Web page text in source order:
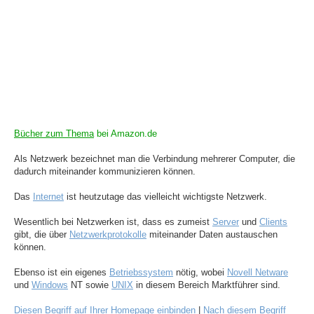
Bücher zum Themabei Amazon.de
Als Netzwerk bezeichnet man die Verbindung mehrerer Computer, die
dadurch miteinander kommunizieren können.
Das Internet ist heutzutage das vielleicht wichtigste Netzwerk.
Wesentlich bei Netzwerken ist, dass es zumeist Server und Clients
gibt, die über Netzwerkprotokolle miteinander Daten austauschen
können.
Ebenso ist ein eigenes Betriebssystem nötig, wobei Novell Netware
und Windows NT sowie UNIX in diesem Bereich Marktführer sind.
Diesen Begriff auf Ihrer Homepage einbinden Nach diesem Begriff